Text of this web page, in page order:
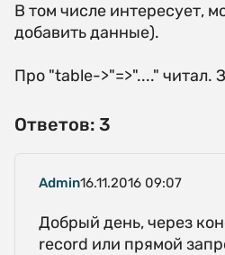
В том числе интересует,
добавить данные).
Про "table->"=>"...." читал.
Ответов: 3
Admin16.11.2016 09:07
Добрый день, через
record или прямой